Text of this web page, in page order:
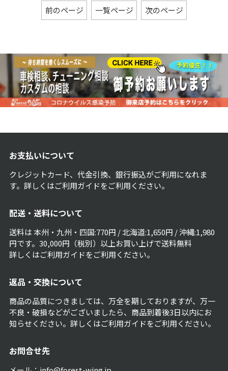
前のページ 一覧ページ 次のページ
お支払いについて
クレジットカード、代金引換、銀行振込がご利用になれま
す。詳しくはご利用ガイドをご利用ください。
配送・送料について
送料は 本州・九州・四国:770円 / 北海道:1,650円 / 沖縄:1,980
円です。30,000円（税別）以上お買い上げで送料無料
詳しくはご利用ガイドをご利用ください。
返品・交換について
商品の品質につきましては、万全を期しておりますが、万一
不良・破損などがございましたら、商品到着後3日以内にお
知らせください。詳しくはご利用ガイドをご利用ください。
お問合せ先